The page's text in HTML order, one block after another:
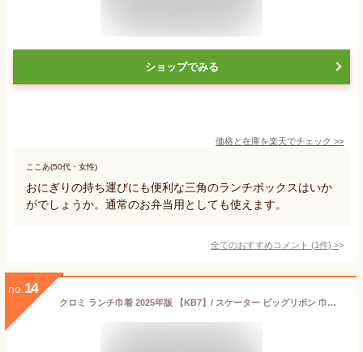
ショップでみる
価格と在庫を楽天でチェック >>
ここあ(50代・女性)
おにぎりの持ち運びにも便利な三角のランチボックスはいか
がでしょうか。通常のお弁当用としても使えます。
全てのおすすめコメント (1件) >
no. 14
クロミ ランチ巾着 2025年版 【KB7】/ スケーター ビッグリボン 巾着 お弁当袋 弁当袋 ランチ マイメロディ サンリオ クロミグッズ クロミ巾着